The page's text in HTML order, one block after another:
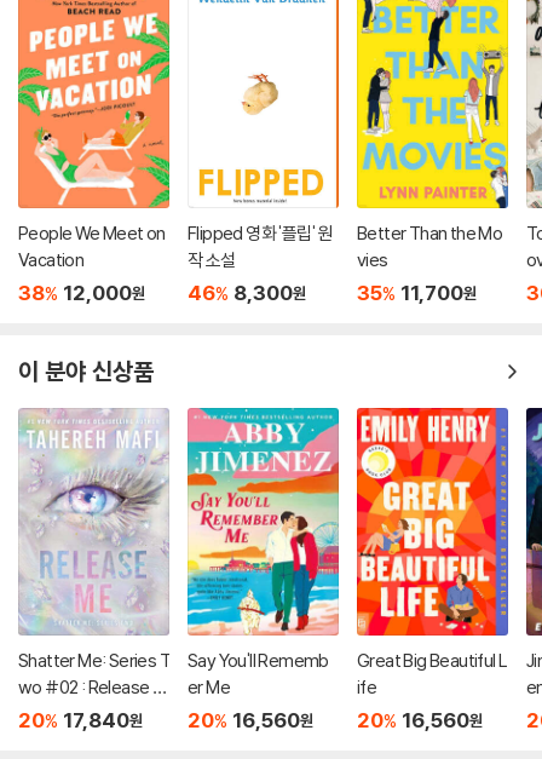
People We Meet on
Vacation
38% 12,000원
Flipped 영화 '플립' 원
작 소설
46% 8,300원
Better Than the Mo
vies
35% 11,700원
이 분야 신상품
Shatter Me: Series T
wo #02 : Release M
e
20% 17,840원
Say You'll Rememb
er Me
20% 16,560원
Great Big Beautiful L
ife
20% 16,560원